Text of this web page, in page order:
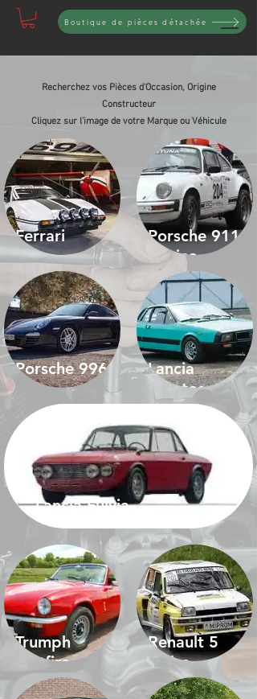
Boutique de pièces détachée
Recherchez vos Pièces d'Occasion, Origine
Constructeur
Cliquez sur l'image de votre Marque ou Véhicule
Ferrari
Porsche 911
clásico
Porsche 996
Lancia
Montecarlo
Lancia Fulvia
Trumph
Spitfire
Renault 5
Turbo